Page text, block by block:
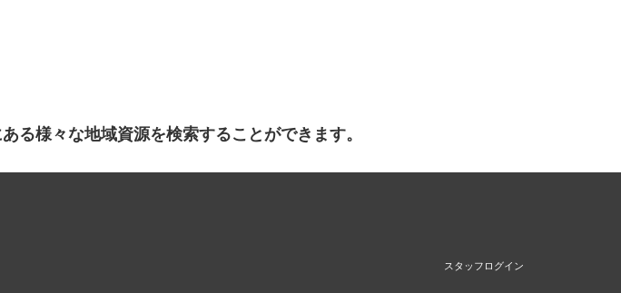
る様々な地域資源を検索することができます。
スタッフログイン